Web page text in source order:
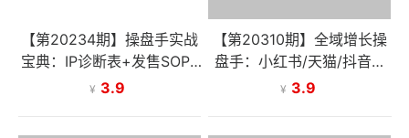
【第20234期】操盘手实战
宝典：IP诊断表+发售SOP+
AI提示词库，配套工具包直
¥ 3.9
【第20310期】全域增长操
盘手：小红书/天猫/抖音多
渠道协同，打通从用户种草
¥ 3.9